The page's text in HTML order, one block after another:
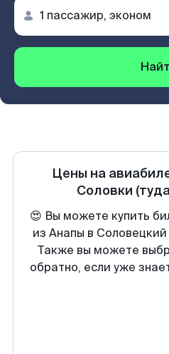
Цены на
Соловки
😍 Вы можете купить
из Анапы в
Также вы можете
обратно, если уже